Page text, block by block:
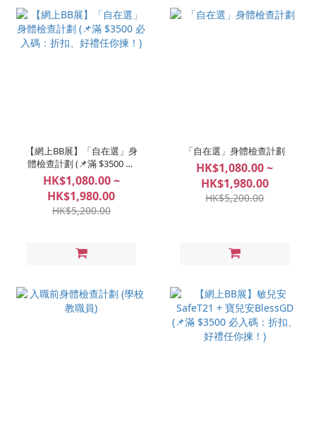
【網上BB展】「自在選」身
體檢查計劃 (📌滿 $3500 必
入碼：折扣、好禮任你揀！)
HK$1,080.00 ~
HK$1,980.00
HK$5,200.00
「自在選」身體檢查計劃
HK$1,080.00 ~
HK$1,980.00
HK$5,200.00